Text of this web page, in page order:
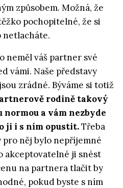
způsobem. Možná, že
pochopitelné, že si
netlacháte.
neměl váš partner své
vámi. Naše představy
zrádné. Býváme si totiž
rodině takový
a vám nezbyde
ji i s ním opustit.Třeba
něj bylo nepříjemné
akceptovatelné ji snést
na partnera tlačit by
pokud byste s ním